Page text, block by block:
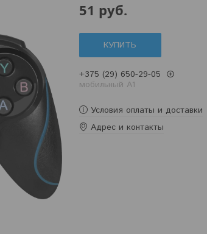
51 руб.
КУПИТЬ
+375 (29) 650-29-05
мобильный A1
Условия оплаты и доставки
Адрес и контакты